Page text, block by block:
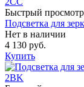
Быстрый просмотр
Подсветка для
Нет в наличии
4 130 руб.
Купить